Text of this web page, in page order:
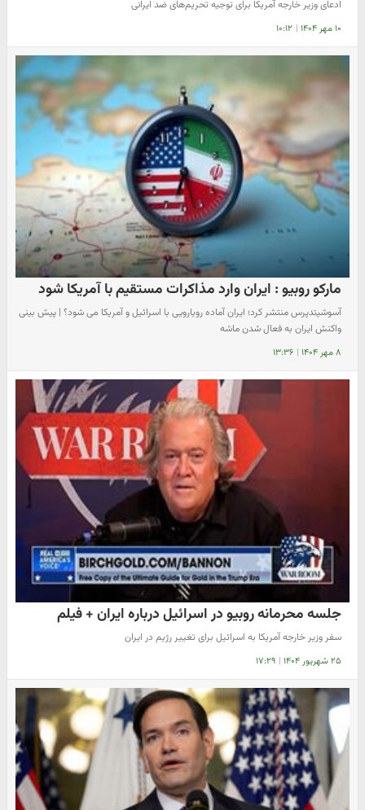
ادعای وزیر خارجه آمریکا برای توجیه تحریم‌های ضد ایرانی
۱۰ مهر ۱۴۰۴ | ۱۰:۱۲
مارکو روبیو : ایران وارد مذاکرات مستقیم با آمریکا شود
آسوشیتد‌پرس منتشر کرد؛ ایران آماده رویارویی با اسرائیل و آمریکا می شود؟ | پیش بینی
واکنش ایران به فعال شدن ماشه
۸ مهر ۱۴۰۴ | ۱۳:۳۶
جلسه محرمانه روبیو در اسرائیل درباره ایران + فیلم
سفر وزیر خارجه آمریکا به اسرائیل برای تغییر رژیم در ایران
۲۵ شهریور ۱۴۰۴ | ۱۷:۲۹